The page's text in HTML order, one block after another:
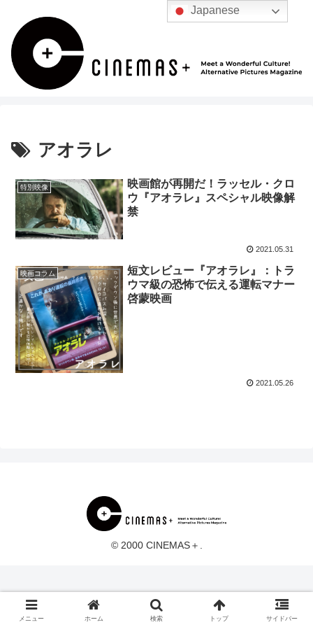
アオラレ
特別映像
映画館が再開だ！ラッセル・クロ
ウ『アオラレ』スペシャル映像解
禁
2021.05.31
映画コラム
短文レビュー『アオラレ』：トラ
ウマ級の恐怖で伝える運転マナー
啓蒙映画
2021.05.26
© 2000 CINEMAS＋.
メニュー ホーム 検索 トップ サイドバー
Japanese